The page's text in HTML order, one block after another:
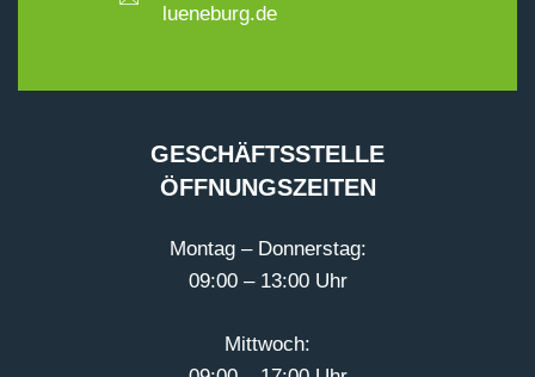
lueneburg.de
GESCHÄFTSSTELLE
ÖFFNUNGSZEITEN
Montag – Donnerstag:
09:00 – 13:00 Uhr
Mittwoch: